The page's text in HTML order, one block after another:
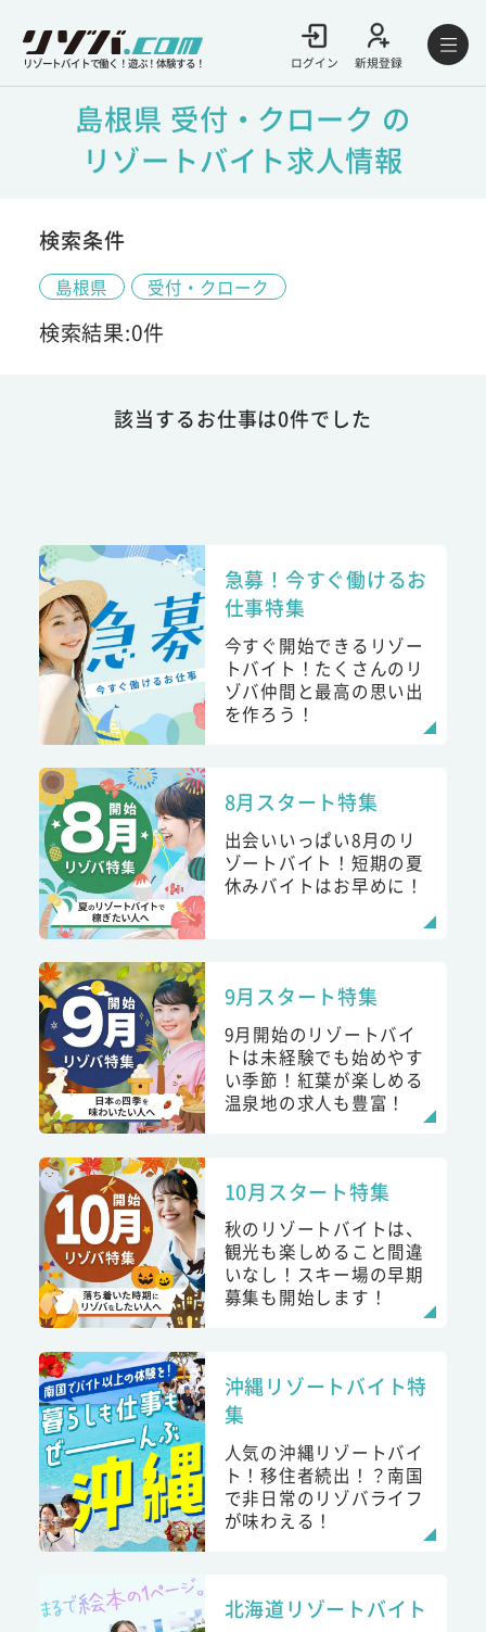
リゾートバイトで働く！遊ぶ！体験する！ ログイン 新規登録
島根県 受付・クローク の
リゾートバイト求人情報
検索条件
島根県 受付・クローク
検索結果:0件
該当するお仕事は0件でした
急募！今すぐ働けるお
仕事特集
今すぐ開始できるリゾー
トバイト！たくさんのリ
ゾバ仲間と最高の思い出
を作ろう！
8月スタート特集
出会いいっぱい8月のリ
ゾートバイト！短期の夏
休みバイトはお早めに！
9月スタート特集
9月開始のリゾートバイ
トは未経験でも始めやす
い季節！紅葉が楽しめる
温泉地の求人も豊富！
10月スタート特集
秋のリゾートバイトは、
観光も楽しめること間違
いなし！スキー場の早期
募集も開始します！
沖縄リゾートバイト特
集
人気の沖縄リゾートバイ
ト！移住者続出！？南国
で非日常のリゾバライフ
が味わえる！
北海道リゾートバイト